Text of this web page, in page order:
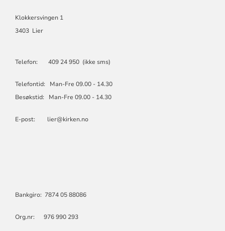
Klokkersvingen 1
3403 Lier
Telefon: 409 24 950 (ikke sms)
Telefontid: Man-Fre 09.00 - 14.30
Besøkstid: Man-Fre 09.00 - 14.30
E-post: lier@kirken.no
Bankgiro: 7874 05 88086
Org.nr: 976 990 293